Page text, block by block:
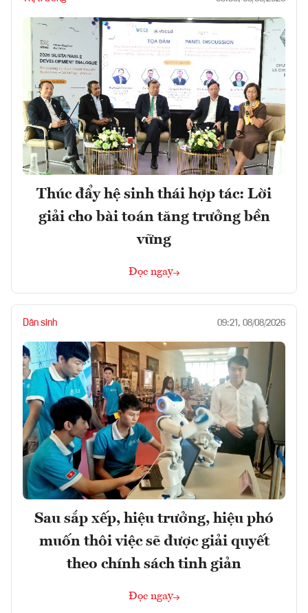
Thúc đẩy hệ sinh thái hợp tác: Lời
giải cho bài toán tăng trưởng bền
vững
Đọc ngay
Dân sinh 09:21, 08/08/2026
Sau sắp xếp, hiệu trưởng, hiệu phó
muốn thôi việc sẽ được giải quyết
theo chính sách tinh giản
Đọc ngay